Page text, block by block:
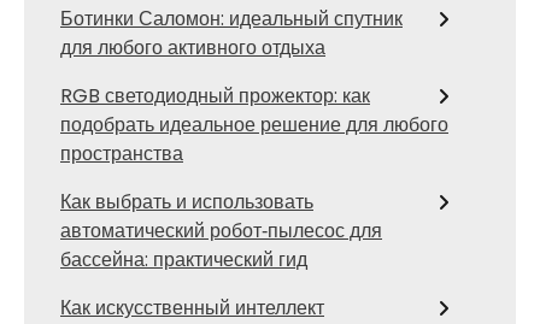
Ботинки Саломон: идеальный спутник
для любого активного отдыха
RGB светодиодный прожектор: как
подобрать идеальное решение для любого
пространства
Как выбрать и использовать
автоматический робот‑пылесос для
бассейна: практический гид
Как искусственный интеллект